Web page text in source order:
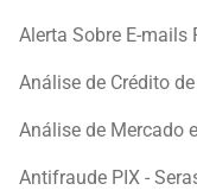
Alerta Sobre E-mails
Análise de Crédito
Análise de Mercado
Antifraude PIX -